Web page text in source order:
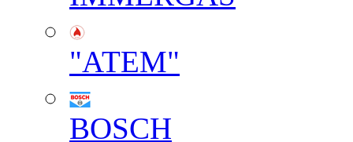
"АТЕМ"
BOSCH